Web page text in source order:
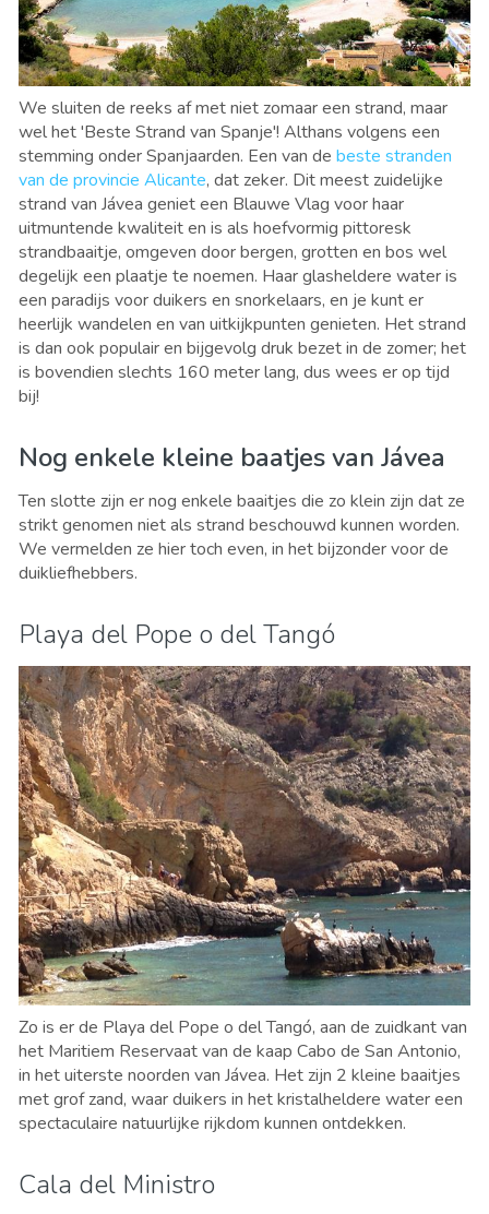
We sluiten de reeks af met niet zomaar een strand, maar
wel het 'Beste Strand van Spanje'! Althans volgens een
stemming onder Spanjaarden. Een van de beste stranden
van de provincie Alicante, dat zeker. Dit meest zuidelijke
strand van Jávea geniet een Blauwe Vlag voor haar
uitmuntende kwaliteit en is als hoefvormig pittoresk
strandbaaitje, omgeven door bergen, grotten en bos wel
degelijk een plaatje te noemen. Haar glasheldere water is
een paradijs voor duikers en snorkelaars, en je kunt er
heerlijk wandelen en van uitkijkpunten genieten. Het strand
is dan ook populair en bijgevolg druk bezet in de zomer; het
is bovendien slechts 160 meter lang, dus wees er op tijd
bij!
Nog enkele kleine baatjes van Jávea
Ten slotte zijn er nog enkele baaitjes die zo klein zijn dat ze
strikt genomen niet als strand beschouwd kunnen worden.
We vermelden ze hier toch even, in het bijzonder voor de
duikliefhebbers.
Playa del Pope o del Tangó
Zo is er de Playa del Pope o del Tangó, aan de zuidkant van
het Maritiem Reservaat van de kaap Cabo de San Antonio,
in het uiterste noorden van Jávea. Het zijn 2 kleine baaitjes
met grof zand, waar duikers in het kristalheldere water een
spectaculaire natuurlijke rijkdom kunnen ontdekken.
Cala del Ministro